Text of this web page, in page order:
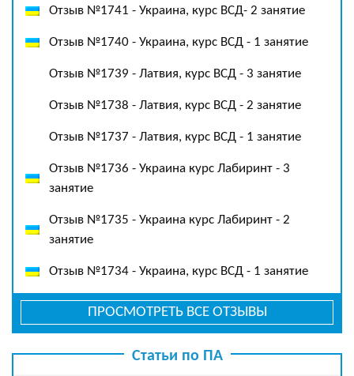
Отзыв №1741 - Украина, курс ВСД- 2 занятие
Отзыв №1740 - Украина, курс ВСД - 1 занятие
Отзыв №1739 - Латвия, курс ВСД - 3 занятие
Отзыв №1738 - Латвия, курс ВСД - 2 занятие
Отзыв №1737 - Латвия, курс ВСД - 1 занятие
Отзыв №1736 - Украина курс Лабиринт - 3
занятие
Отзыв №1735 - Украина курс Лабиринт - 2
занятие
Отзыв №1734 - Украина, курс ВСД - 1 занятие
ПРОСМОТРЕТЬ ВСЕ ОТЗЫВЫ
Статьи по ПА